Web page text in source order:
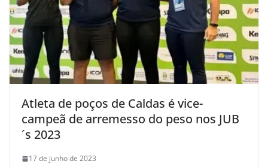
Atleta de poços de Caldas é vice-
campeã de arremesso do peso nos JUB
´s 2023
17 de junho de 2023